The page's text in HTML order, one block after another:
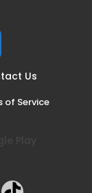
Us
of Service